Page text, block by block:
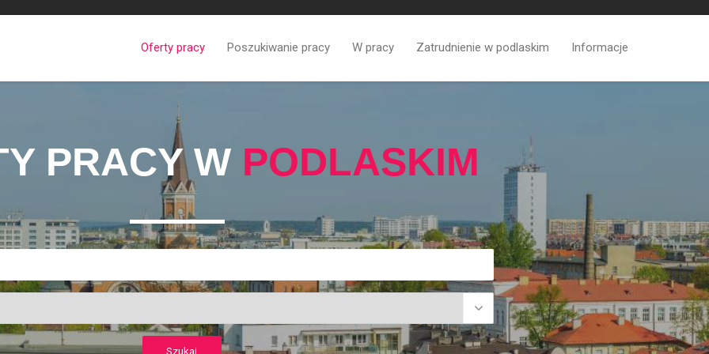
Oferty pracy Poszukiwanie pracy W pracy Zatrudnienie w podlaskim Informacje
PRACY W PODLASKIM
